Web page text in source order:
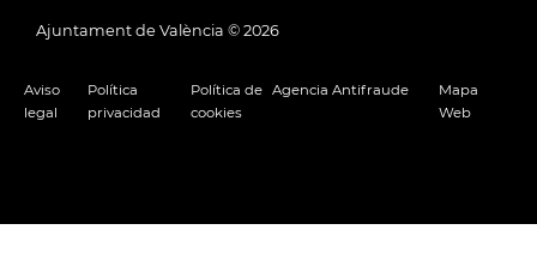
Ajuntament de València © 2026
Aviso
legal
Política
privacidad
Política de
cookies
Agencia Antifraude
Mapa
Web